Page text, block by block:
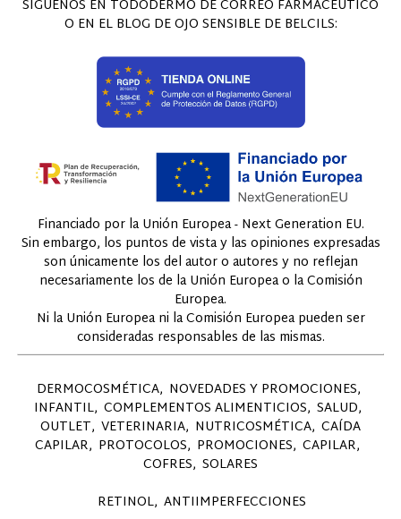
SÍGUENOS EN TODODERMO DE CORREO FARMACÉUTICO
O EN EL BLOG DE OJO SENSIBLE DE BELCILS:
Financiado por la Unión Europea - Next Generation EU.
Sin embargo, los puntos de vista y las opiniones expresadas
son únicamente los del autor o autores y no reflejan
necesariamente los de la Unión Europea o la Comisión
Europea.
Ni la Unión Europea ni la Comisión Europea pueden ser
consideradas responsables de las mismas.
DERMOCOSMÉTICA NOVEDADES Y PROMOCIONES
INFANTIL COMPLEMENTOS ALIMENTICIOS SALUD
OUTLET VETERINARIA NUTRICOSMÉTICA CAÍDA
CAPILAR PROTOCOLOS PROMOCIONES CAPILAR
COFRES SOLARES
RETINOL ANTIIMPERFECCIONES